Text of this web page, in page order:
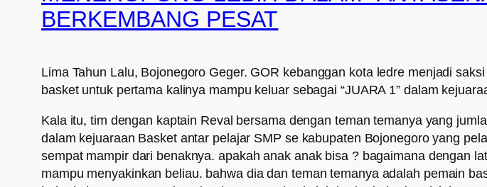
BERKEMBANG PESAT
Lima Tahun Lalu, Bojonegoro Geger. GOR kebanggan kota ledre menjadi
basket untuk pertama kalinya mampu keluar sebagai “JUARA 1” dalam
Kala itu, tim dengan kaptain Reval bersama dengan teman temanya yang
dalam kejuaraan Basket antar pelajar SMP se kabupaten Bojonegoro yang
sempat mampir dari benaknya. apakah anak anak bisa ? bagaimana dengan
mampu menyakinkan beliau. bahwa dia dan teman temanya adalah pemain